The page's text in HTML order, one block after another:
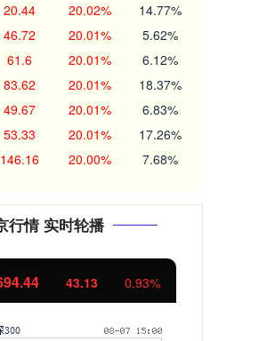
20.44 20.02% 14.77%
46.72 20.01% 5.62%
61.6 20.01% 6.12%
83.62 20.01% 18.37%
49.67 20.01% 6.83%
53.33 20.01% 17.26%
146.16 20.00% 7.68%
行情 实时轮播
11.37 1.01%